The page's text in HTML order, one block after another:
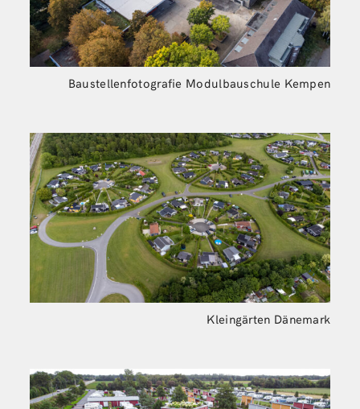
Baustellenfotografie Modulbauschule Kempen
Kleingärten Dänemark